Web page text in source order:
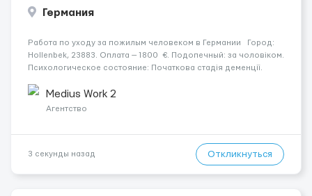
Германия
Работа по уходу за пожилым человеком в Германии Город:
Hollenbek, 23883. Оплата — 1800 €. Подопечный: за чоловіком.
Психологическое состояние: Початкова стадія деменції.
два рази за ніч. Условия: ...
Medius Work 2
Агентство
3 секунды назад Откликнуться